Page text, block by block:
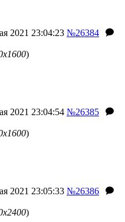
2021 23:04:23 №26384
)
2021 23:04:54 №26385
)
2021 23:05:33 №26386
)